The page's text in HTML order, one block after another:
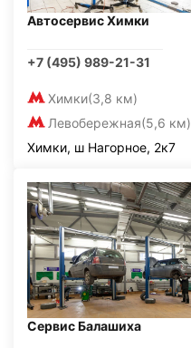
Автосервис Химки
+7 (495) 989-21-31
Химки(3,8 км)
Левобережная(5,6 км)
Химки, ш Нагорное, 2к7
Сервис Балашиха